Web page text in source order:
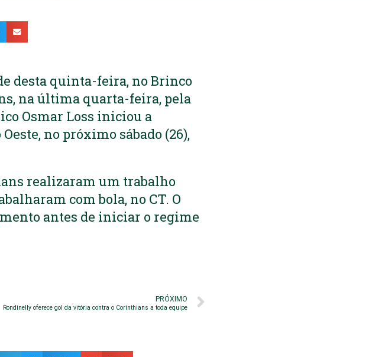
desta quinta-feira, no Brinco
na última quarta-feira, pela
Osmar Loss iniciou a
no próximo sábado (26),
realizaram um trabalho
com bola, no CT. O
antes de iniciar o regime
PRÓXIMO
Rondinelly oferece gol da vitória contra o Corinthians a toda equipe